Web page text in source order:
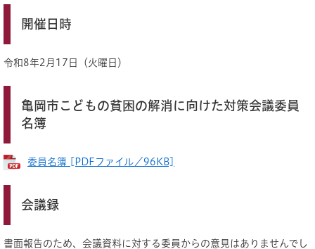
開催日時
令和8年2月17日（火曜日）
亀岡市こどもの貧困の解消に向けた対策会議委員
名簿
委員名簿 [PDFファイル／96KB]
会議録
書面報告のため、会議資料に対する委員からの意見はありませんでし